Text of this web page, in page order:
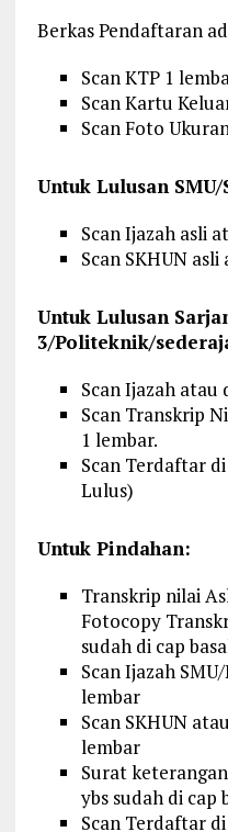
Berkas Pendaftaran
Scan KTP 1
Scan Kartu
Scan Foto
Untuk Lulusan
Scan Ijazah asli
Scan SKHUN
Untuk Lulusan
3/Politeknik/
Scan Ijazah atau
Scan Transkrip
1 lembar.
Scan Terdaftar
Lulus)
Untuk Pindahan:
Transkrip nilai
Fotocopy
sudah di cap
Scan Ijazah
lembar
Scan SKHUN
lembar
Surat
ybs sudah di cap
Scan Terdaftar